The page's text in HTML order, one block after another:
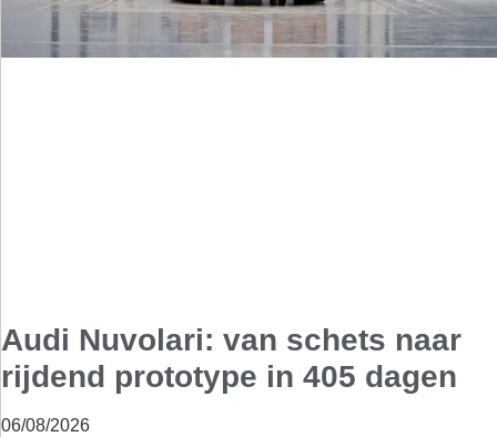
Audi Nuvolari: van schets naar
rijdend prototype in 405 dagen
06/08/2026